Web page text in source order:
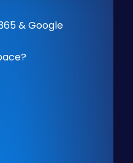
& Google